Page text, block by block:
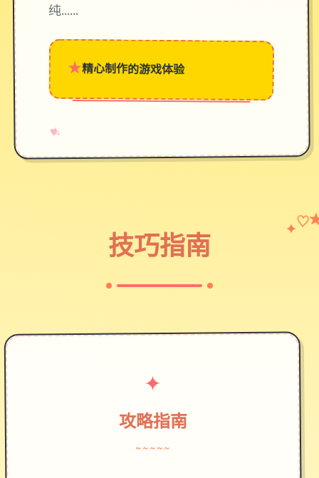
纯……
★精心制作的游戏体验
♥
✧
→
技巧指南
✦♡
✦
攻略指南
~~~~~